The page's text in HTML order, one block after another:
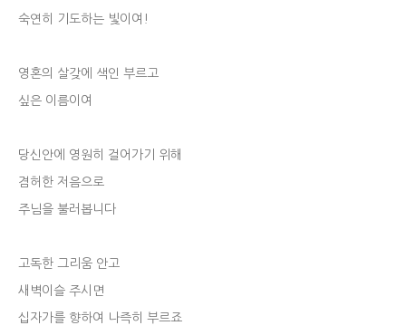
숙연히 기도하는 빛이여!
영혼의 살갖에 색인 부르고
싶은 이름이여
당신안에 영원히 걸어가기 위해
겸허한 저음으로
주님을 불러봅니다
고독한 그리움 안고
새벽이슬 주시면
십자가를 향하여 나즉히 부르죠